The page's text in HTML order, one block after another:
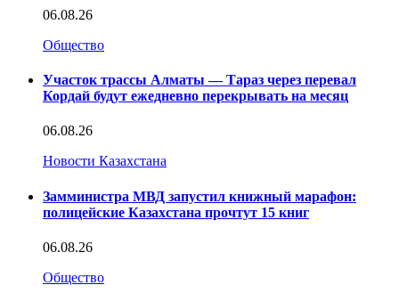
06.08.26
Общество
Участок трассы Алматы — Тараз через перевал
Кордай будут ежедневно перекрывать на месяц
06.08.26
Новости Казахстана
Замминистра МВД запустил книжный марафон:
полицейские Казахстана прочтут 15 книг
06.08.26
Общество